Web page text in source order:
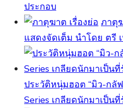
ประกอบ
ภาตุ
แสดงจัดเต็ม นำโดย ตรี
ประวัติหนุ่มฮอต “มิว-กลั
Series เกลียดนักมาเป็น